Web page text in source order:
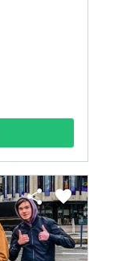
share favorite